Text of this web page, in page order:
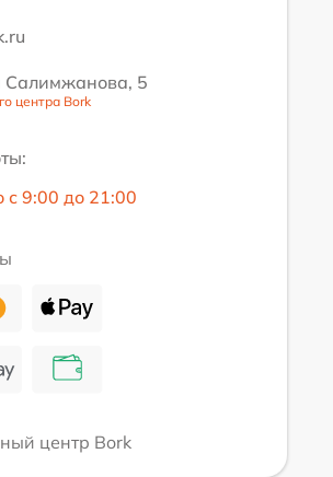
Салимжанова, 5
центра Bork
с 9:00 до 21:00
центр Bork